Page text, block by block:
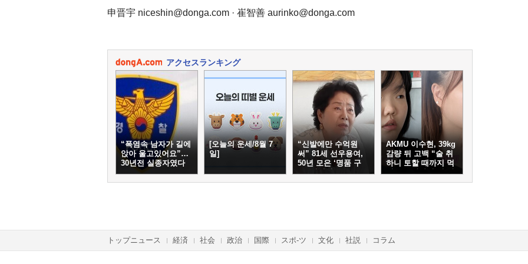
申晋宇 niceshin@donga.com · 崔智善 aurinko@donga.com
アクセスランキング
“폭염속 남자가 길에
앉아 울고있어요”…
30년전 실종자였다
[오늘의 운세/8월 7
일]
“신발에만 수억원
써” 81세 선우용여,
50년 모은 ‘명품 구
두’ 컬렉션
AKMU 이수현, 39kg
감량 뒤 고백 “술 취
하니 토할 때까지 먹
어…몸 망가질 것 같
았다”
トップニュース 経済 社会 政治 国際 スポ-ツ 文化 社説 コラム